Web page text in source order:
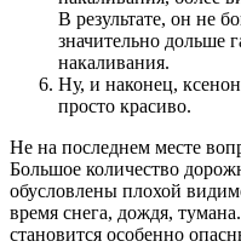
В результате, он не
значительно дольше
накаливания.
Ну, и наконец,
просто красиво.
Не на последнем месте
Большое количество
обусловлены плохой
время снега, дождя,
становится особенно